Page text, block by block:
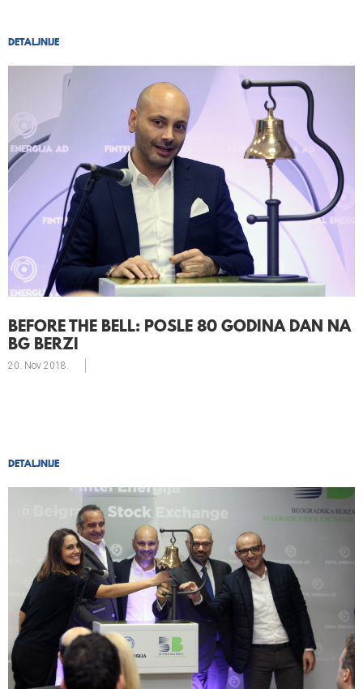
DETALJNIJE
BEFORE THE BELL: POSLE 80 GODINA DAN NA
BG BERZI
20. Nov 2018.
DETALJNIJE